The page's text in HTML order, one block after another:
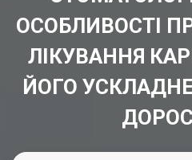
ОСОБЛИВОСТІ
ЛІКУВАННЯ
ЙОГО